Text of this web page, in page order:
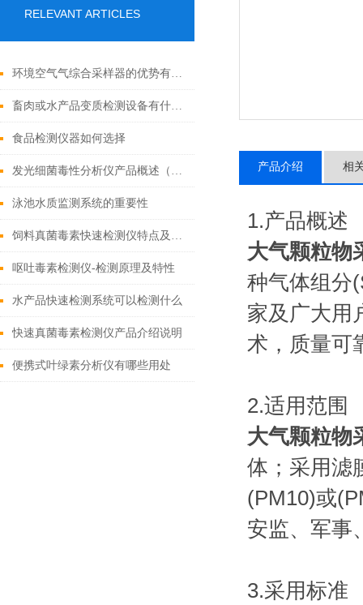
RELEVANT ARTICLES
环境空气气综合采样器的优势有哪些
畜肉或水产品变质检测设备有什么特点
食品检测仪器如何选择
发光细菌毒性分析仪产品概述（2022市场上好用的发光细菌毒性分析仪）
泳池水质监测系统的重要性
饲料真菌毒素快速检测仪特点及参数
呕吐毒素检测仪-检测原理及特性
水产品快速检测系统可以检测什么
快速真菌毒素检测仪产品介绍说明
便携式叶绿素分析仪有哪些用处
产品介绍 相
1.产品概述
大气颗粒物
种气体组分
家及广大用
术，质量可
2.适用范围
大气颗粒物
体；采用滤
(PM10)或
安监、军事
3.采用标准